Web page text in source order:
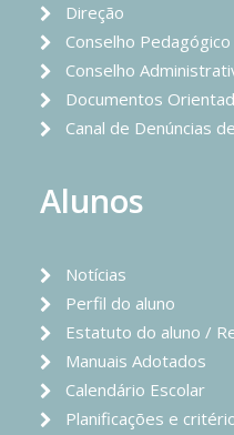
Direção
Conselho Pedagógico
Conselho
Documentos
Canal de Denúncias
Alunos
Notícias
Perfil do aluno
Estatuto do aluno /
Manuais Adotados
Calendário Escolar
Planificações e